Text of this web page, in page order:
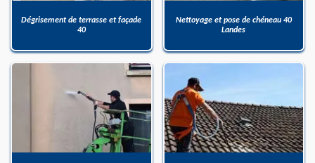
Dégrisement de terrasse et façade
40
Nettoyage et pose de chéneau 40
Landes